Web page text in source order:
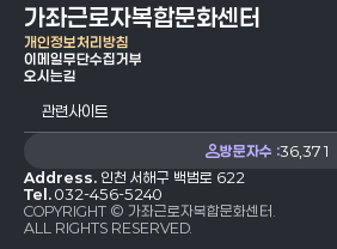
가좌근로자복합문화센터
개인정보처리방침
이메일무단수집거부
오시는길
Address. 인천 서해구 백범로 622
Tel. 032-456-5240
COPYRIGHT © 가좌근로자복합문화센터.
ALL RIGHTS RESERVED.
방문자수 :36,371
관련사이트